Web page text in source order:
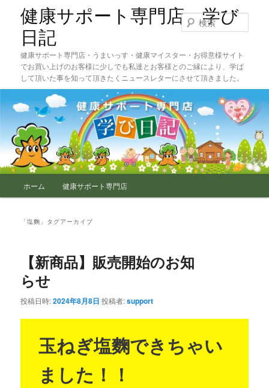
へ
移
健康サポート専門店 学び
日記
健康サポート専門店・うまいっす・健康マイスター・お得意様サイト
でお買い上げのお客様に少しでも私達とお客様とのご縁により、学ば
して頂いた事を知って頂きたくニュースレターにさせて頂きました。
索
ホーム 健康サポート専門店
「塩麴 」タグアーカイブ
【新商品】販売開始のお知
らせ
投稿日時:2024年8月8日 投稿者:support
玉ねぎ塩麴できちゃい
ました！！